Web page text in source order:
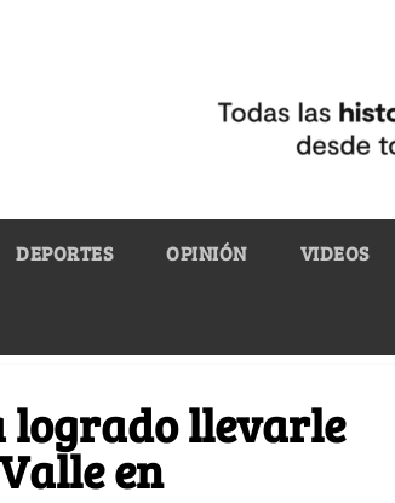
DEPORTES OPINIÓN VIDEOS
logrado llevarle
en